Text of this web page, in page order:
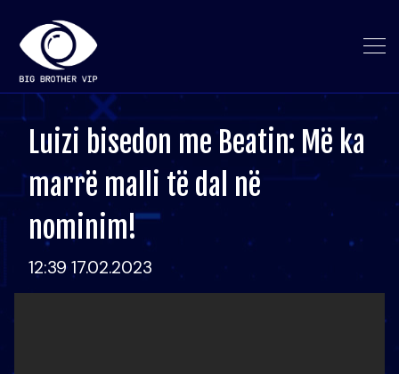
Luizi bisedon me Beatin: Më ka
marrë malli të dal në
nominim!
12:39 17.02.2023